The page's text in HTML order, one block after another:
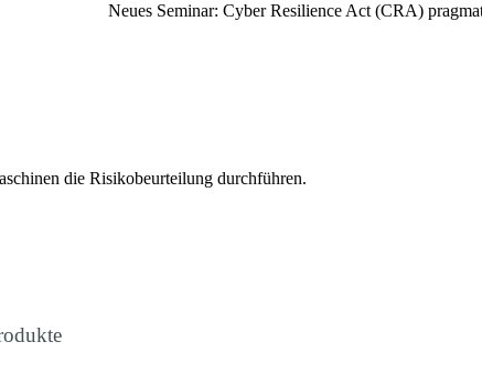
Neues Seminar: Cyber Resilience Act (CRA)
die Risikobeurteilung durchführen.